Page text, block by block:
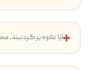
آیا علاوه بر